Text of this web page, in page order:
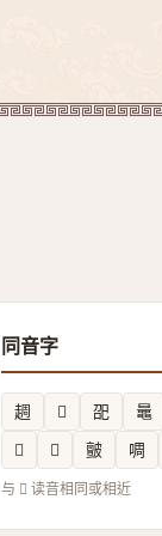
同音字
䞴 𧼹 巶 鼂
𠟛
𥏨 皽 啁
与 𣋍 读音相同或相近